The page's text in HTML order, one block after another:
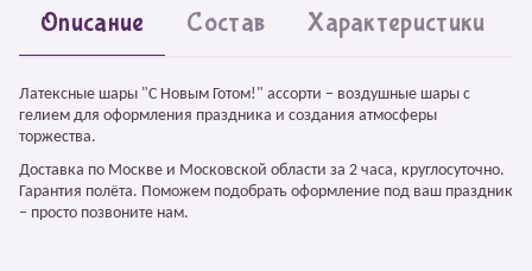
Описание Состав Характеристики
Латексные шары "С Новым Готом!" ассорти – воздушные шары с
гелием для оформления праздника и создания атмосферы
торжества.
Доставка по Москве и Московской области за 2 часа, круглосуточно.
Гарантия полёта. Поможем подобрать оформление под ваш праздник
– просто позвоните нам.